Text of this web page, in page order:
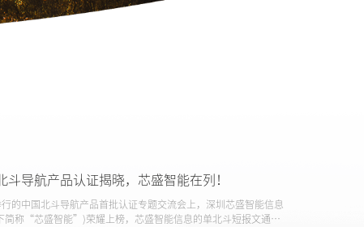
斗导航产品认证揭晓，芯盛智能在列！
的中国北斗导航产品首批认证专题交流会上，深圳芯盛智能信息
简称“芯盛智能”)荣耀上榜，芯盛智能信息的单北斗短报文通讯